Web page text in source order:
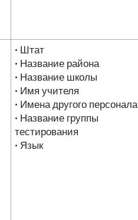
• Штат
• Название района
• Название школы
• Имя учителя
• Имена другого персонала
• Название группы
тестирования
• Язык